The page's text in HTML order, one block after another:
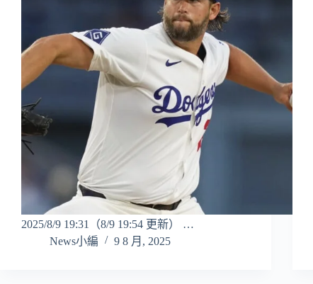
2025/8/9 19:31（8/9 19:54 更新） …
News小編
9 8 月, 2025